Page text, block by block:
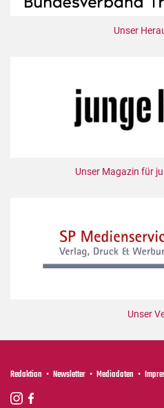
Unser
Unser Magazin für
Unser
Redaktion Newsletter Mediadaten